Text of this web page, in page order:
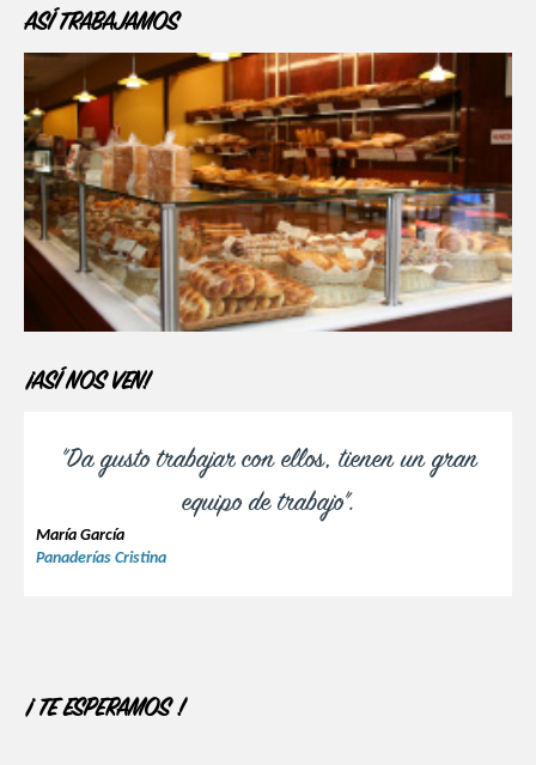
ASÍ TRABAJAMOS
¡ASÍ NOS VEN!
"Da gusto trabajar con ellos, tienen un gran
equipo de trabajo".
María García
Panaderías Cristina
¡ TE ESPERAMOS !